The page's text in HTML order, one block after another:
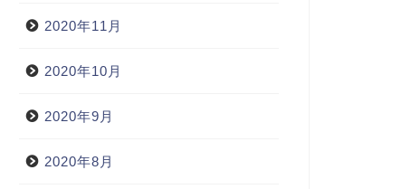
2020年11月
2020年10月
2020年9月
2020年8月